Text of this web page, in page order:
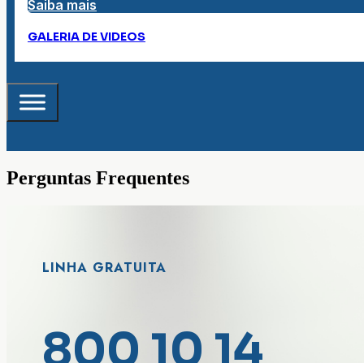
Saiba mais
GALERIA DE VIDEOS
Perguntas Frequentes
LINHA GRATUITA
800 10 14